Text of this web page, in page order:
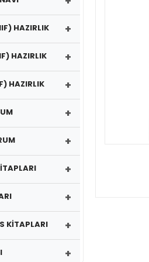
HAZIRLIK +
HAZIRLIK +
HAZIRLIK +
+
+
+
+
KİTAPLARI +
+